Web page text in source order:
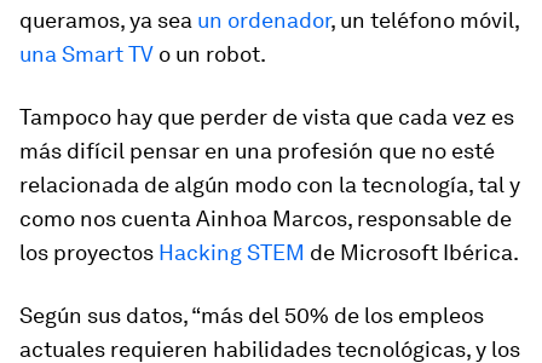
queramos, ya sea un ordenador, un teléfono móvil,
una Smart TV o un robot.
Tampoco hay que perder de vista que cada vez es
más difícil pensar en una profesión que no esté
relacionada de algún modo con la tecnología, tal y
como nos cuenta Ainhoa Marcos, responsable de
los proyectos Hacking STEM de Microsoft Ibérica.
Según sus datos, “más del 50% de los empleos
actuales requieren habilidades tecnológicas, y los